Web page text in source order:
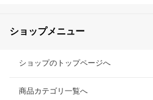
ショップメニュー
ショップのトップページへ
商品カテゴリ一覧へ